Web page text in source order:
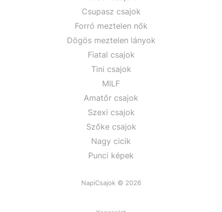
Csupasz csajok
Forró meztelen nők
Dögös meztelen lányok
Fiatal csajok
Tini csajok
MILF
Amatőr csajok
Szexi csajok
Szőke csajok
Nagy cicik
Punci képek
NapiCsajok © 2026